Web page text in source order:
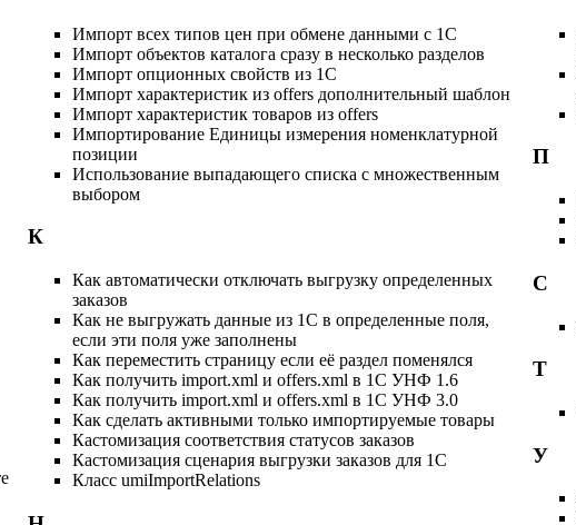
Импорт всех типов цен при обмене данными с 1С
Импорт объектов каталога сразу в несколько разделов
Импорт опционных свойств из 1С
Импорт характеристик из offers дополнительный шаблон
Импорт характеристик товаров из offers
Импортирование Единицы измерения номенклатурной
позиции
Использование выпадающего списка с множественным
выбором
К
Как автоматически отключать выгрузку определенных
заказов
Как не выгружать данные из 1С в определенные поля,
если эти поля уже заполнены
Как переместить страницу если её раздел поменялся
Как получить import.xml и offers.xml в 1С УНФ 1.6
Как получить import.xml и offers.xml в 1С УНФ 3.0
Как сделать активными только импортируемые товары
Кастомизация соответствия статусов заказов
Кастомизация сценария выгрузки заказов для 1С
Класс umiImportRelations
П
С
Т
У